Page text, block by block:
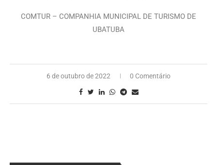
COMTUR – COMPANHIA MUNICIPAL DE TURISMO DE
UBATUBA
6 de outubro de 2022 0 Comentário